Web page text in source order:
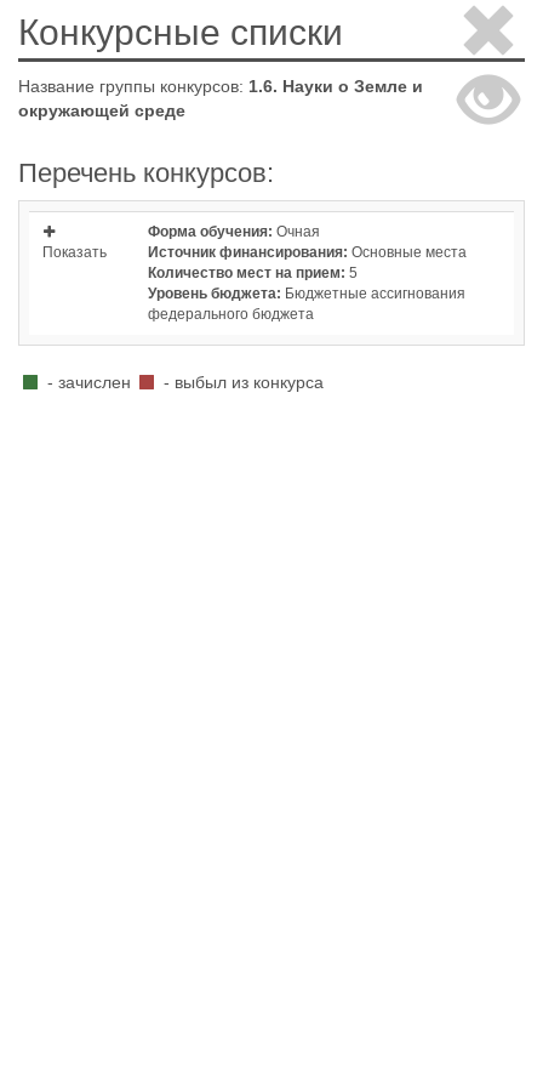
Конкурсные списки
Название группы конкурсов: 1.6. Науки о Земле и
окружающей среде
Перечень конкурсов:
Показать
Форма обучения: Очная
Источник финансирования: Основные места
Количество мест на прием: 5
Уровень бюджета: Бюджетные ассигнования
федерального бюджета
- зачислен - выбыл из конкурса